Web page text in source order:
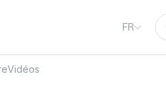
FR
Vidéos